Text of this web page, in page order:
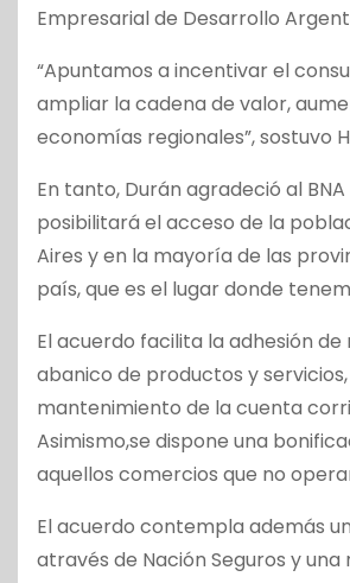
Empresarial de Desarrollo
“Apuntamos a incentivar el
ampliar la cadena de valor,
economías regionales”, sostuvo
En tanto, Durán agradeció al
posibilitará el acceso de la
Aires y en la mayoría de las
país, que es el lugar donde
El acuerdo facilita la adhesión
abanico de productos y
mantenimiento de la cuenta
Asimismo,se dispone una
aquellos comercios que no
El acuerdo contempla además
através de Nación Seguros y una